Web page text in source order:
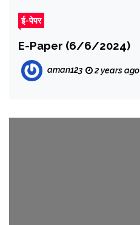
ई-पेपर
E-Paper (6/6/2024)
aman123 2 years ago